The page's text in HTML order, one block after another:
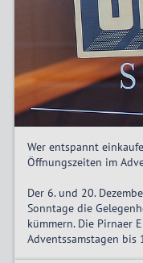
Wer entspannt
Öffnungszeiten im
Der 6. und 20.
Sonntage die
kümmern. Die Pirnaer
Adventssamstagen